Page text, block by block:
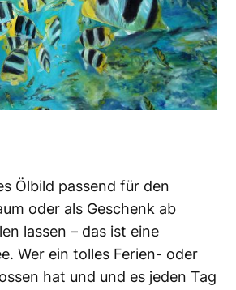
Ölbild passend für den
oder als Geschenk ab
lassen – das ist eine
Wer ein tolles Ferien- oder
hat und und es jeden Tag